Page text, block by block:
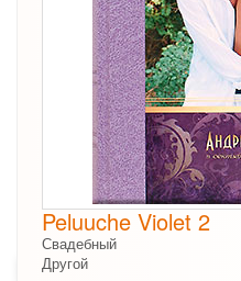
Peluuche Violet 2
Свадебный
Другой